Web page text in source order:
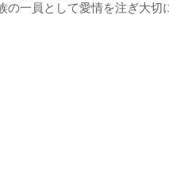
の一員として愛情を注ぎ大